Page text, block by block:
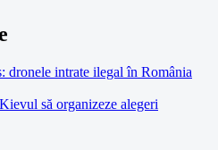
dronele intrate ilegal în România
să organizeze alegeri